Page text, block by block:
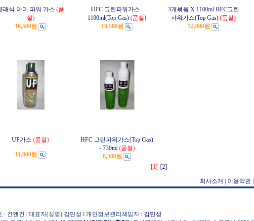
래식 아미 파워 가스 (품
절)
16,500원
HFC 그린파워가스 -
1100ml(Top Gas) (품절)
18,500원
3개묶음 X 1100ml HFC그린
파워가스(Top Gas) (품절)
52,000원
UP가스 (품절)
11,000원
HFC 그린파워가스(Top Gas)
- 730ml (품절)
8,300원
[1] [2]
회사소개 이용약관
: 건앤건 | 대표자(성명):김민성 l 개인정보관리책임자 : 김민성